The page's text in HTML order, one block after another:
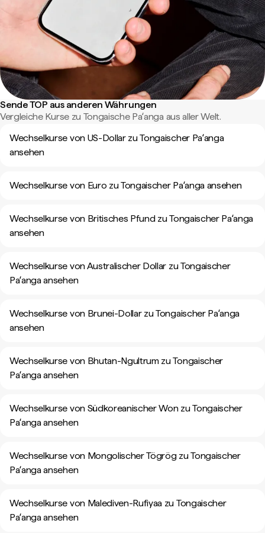
Sende TOP aus anderen Währungen
Vergleiche Kurse zu Tongaische Paʻanga aus aller Welt.
Wechselkurse von US-Dollar zu Tongaischer Paʻanga
ansehen
Wechselkurse von Euro zu Tongaischer Paʻanga ansehen
Wechselkurse von Britisches Pfund zu Tongaischer Paʻanga
ansehen
Wechselkurse von Australischer Dollar zu Tongaischer
Paʻanga ansehen
Wechselkurse von Brunei-Dollar zu Tongaischer Paʻanga
ansehen
Wechselkurse von Bhutan-Ngultrum zu Tongaischer
Paʻanga ansehen
Wechselkurse von Südkoreanischer Won zu Tongaischer
Paʻanga ansehen
Wechselkurse von Mongolischer Tögrög zu Tongaischer
Paʻanga ansehen
Wechselkurse von Malediven-Rufiyaa zu Tongaischer
Paʻanga ansehen